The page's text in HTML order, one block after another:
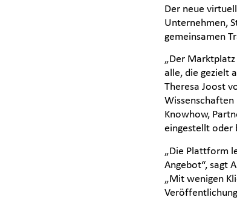
Der neue
Unternehmen,
gemeinsamen
„Der
alle, die gezielt
Theresa Joost
Knowhow,
eingestellt oder
„Die Plattform
Angebot“, sagt
„Mit wenigen